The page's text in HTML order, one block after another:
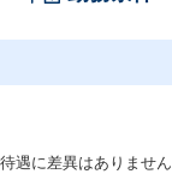
遇に差異はありません